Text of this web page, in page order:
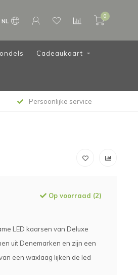
NL
0
Cadeaukaart
Persoonlijke service
Op voorraad (2)
LED kaarsen van Deluxe
uit Denemarken en zijn een
een waxlaag lijken de led